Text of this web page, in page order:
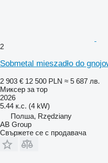
2
Sobmetal mieszadło do
2 903 € 12 500 PLN ≈ 5 687 лв.
Миксер за тор
2026
5.44 к.с. (4 kW)
Полша, Rzędziany
AB Group
Свържете се с продавача